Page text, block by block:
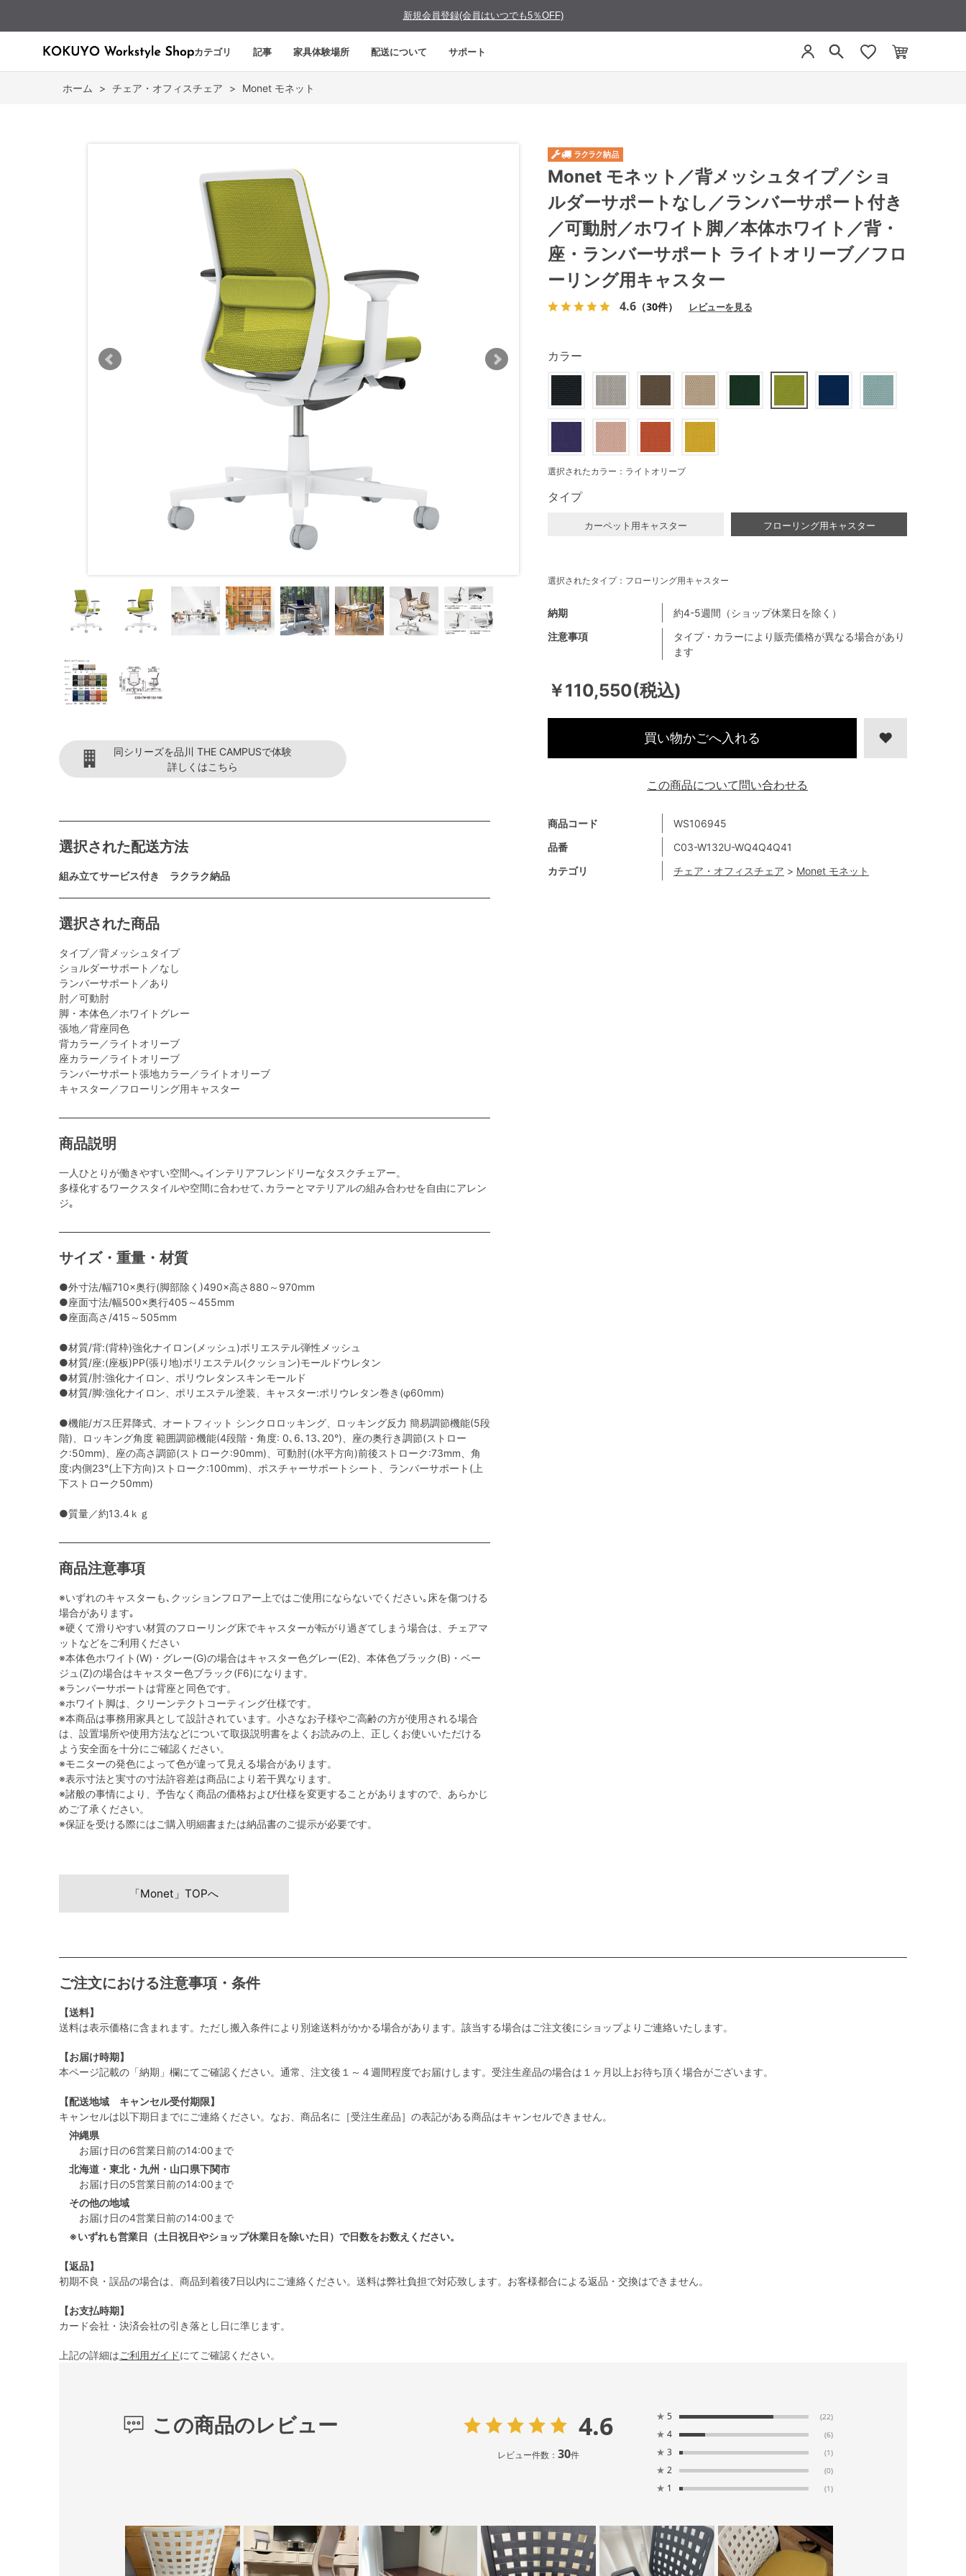
新規会員登録(会員はいつでも5％OFF)
カテゴリ 記事 家具体験場所 配送について サポート
ホーム > チェア・オフィスチェア > Monet モネット
同シリーズを品川 THE CAMPUSで体験
詳しくはこちら
選択された配送方法
組み立てサービス付き ラクラク納品
選択された商品
タイプ／背メッシュタイプ
ショルダーサポート／なし
ランバーサポート／あり
肘／可動肘
脚・本体色／ホワイトグレー
張地／背座同色
背カラー／ライトオリーブ
座カラー／ライトオリーブ
ランバーサポート張地カラー／ライトオリーブ
キャスター／フローリング用キャスター
商品説明
一人ひとりが働きやすい空間へ｡インテリアフレンドリーなタスクチェアー。
多様化するワークスタイルや空間に合わせて､カラーとマテリアルの組み合わせを自由にアレン
ジ｡
サイズ・重量・材質
●外寸法/幅710×奥行(脚部除く)490×高さ880～970mm
●座面寸法/幅500×奥行405～455mm
●座面高さ/415～505mm
●材質/背:(背枠)強化ナイロン(メッシュ)ポリエステル弾性メッシュ
●材質/座:(座板)PP(張り地)ポリエステル(クッション)モールドウレタン
●材質/肘:強化ナイロン、ポリウレタンスキンモールド
●材質/脚:強化ナイロン、ポリエステル塗装、キャスター:ポリウレタン巻き(φ60mm)
●機能/ガス圧昇降式、オートフィット シンクロロッキング、ロッキング反力 簡易調節機能(5段
階)、ロッキング角度 範囲調節機能(4段階・角度: 0､6､13､20°)、座の奥行き調節(ストロー
ク:50mm)、座の高さ調節(ストローク:90mm)、可動肘((水平方向)前後ストローク:73mm、角
度:内側23°(上下方向)ストローク:100mm)、ポスチャーサポートシート、ランバーサポート(上
下ストローク50mm)
●質量／約13.4ｋｇ
商品注意事項
※いずれのキャスターも､クッションフロアー上ではご使用にならないでください｡床を傷つける
場合があります｡
※硬くて滑りやすい材質のフローリング床でキャスターが転がり過ぎてしまう場合は、チェアマ
ットなどをご利用ください
※本体色ホワイト(W)・グレー(G)の場合はキャスター色グレー(E2)、本体色ブラック(B)・ベー
ジュ(Z)の場合はキャスター色ブラック(F6)になります。
※ランバーサポートは背座と同色です。
※ホワイト脚は、クリーンテクトコーティング仕様です。
※本商品は事務用家具として設計されています。小さなお子様やご高齢の方が使用される場合
は、設置場所や使用方法などについて取扱説明書をよくお読みの上、正しくお使いいただける
よう安全面を十分にご確認ください。
※モニターの発色によって色が違って見える場合があります。
※表示寸法と実寸の寸法許容差は商品により若干異なります。
※諸般の事情により、予告なく商品の価格および仕様を変更することがありますので、あらかじ
めご了承ください。
※保証を受ける際にはご購入明細書または納品書のご提示が必要です。
Monet モネット／背メッシュタイプ／ショ
ルダーサポートなし／ランバーサポート付き
／可動肘／ホワイト脚／本体ホワイト／背・
座・ランバーサポート ライトオリーブ／フロ
ーリング用キャスター
4.6 （30件） レビューを見る
￥110,550(税込)
商品コード
WS106945
品番
C03-W132U-WQ4Q4Q41
カテゴリ
チェア・オフィスチェア > Monet モネット
注意事項
タイプ・カラーにより販売価格が異なる場合があり
ます
納期 約4-5週間（ショップ休業日を除く）
カラー
選択されたカラー：ライトオリーブ
タイプ
カーペット用キャスター フローリング用キャスター
選択されたタイプ：フローリング用キャスター
買い物かごへ入れる
この商品について問い合わせる
「Monet」TOPへ
ご注文における注意事項・条件
【送料】
送料は表示価格に含まれます。ただし搬入条件により別途送料がかかる場合があります。該当する場合はご注文後にショップよりご連絡いたします。
【お届け時期】
本ページ記載の「納期」欄にてご確認ください。通常、注文後１～４週間程度でお届けします。受注生産品の場合は１ヶ月以上お待ち頂く場合がございます。
【配送地域 キャンセル受付期限】
キャンセルは以下期日までにご連絡ください。なお、商品名に［受注生産品］の表記がある商品はキャンセルできません。
沖縄県
お届け日の6営業日前の14:00まで
北海道・東北・九州・山口県下関市
お届け日の5営業日前の14:00まで
その他の地域
お届け日の4営業日前の14:00まで
※いずれも営業日（土日祝日やショップ休業日を除いた日）で日数をお数えください。
【返品】
初期不良・誤品の場合は、商品到着後7日以内にご連絡ください。送料は弊社負担で対応致します。お客様都合による返品・交換はできません。
【お支払時期】
カード会社・決済会社の引き落とし日に準じます。
上記の詳細はご利用ガイドにてご確認ください。
この商品のレビュー 4.6
レビュー件数： 30件
★ 5 (22)
★ 4 (6)
★ 3 (1)
★ 2 (0)
★ 1 (1)